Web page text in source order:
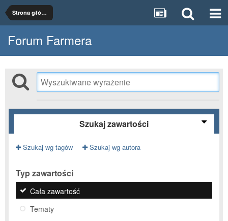
Strona główna
Forum Farmera
Szukaj zawartości
Szukaj wg tagów Szukaj wg autora
Typ zawartości
Cała zawartość
Tematy